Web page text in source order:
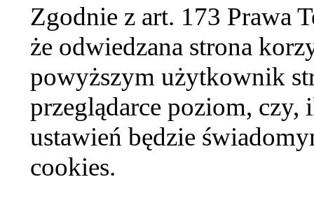
Zgodnie z art. 173 Prawa
że odwiedzana strona
powyższym użytkownik
przeglądarce poziom,
ustawień będzie
cookies.